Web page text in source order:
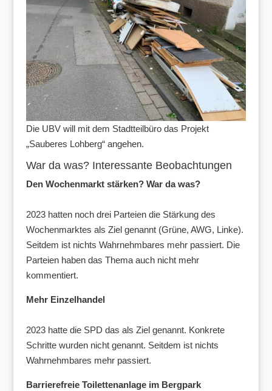
Die UBV will mit dem Stadtteilbüro das Projekt
„Sauberes Lohberg“ angehen.
War da was? Interessante Beobachtungen
Den Wochenmarkt stärken? War da was?
2023 hatten noch drei Parteien die Stärkung des
Wochenmarktes als Ziel genannt (Grüne, AWG, Linke).
Seitdem ist nichts Wahrnehmbares mehr passiert. Die
Parteien haben das Thema auch nicht mehr
kommentiert.
Mehr Einzelhandel
2023 hatte die SPD das als Ziel genannt. Konkrete
Schritte wurden nicht genannt. Seitdem ist nichts
Wahrnehmbares mehr passiert.
Barrierefreie Toilettenanlage im Bergpark